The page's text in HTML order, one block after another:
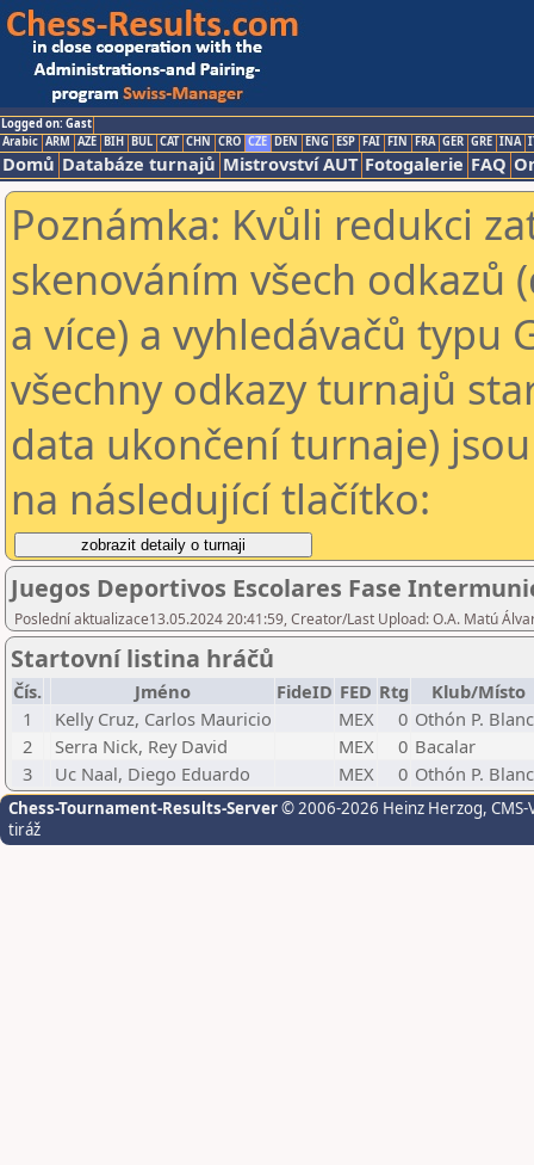
Logged on: Gast
Arabic ARM AZE BIH BUL CAT CHN CRO CZE DEN ENG ESP FAI FIN FRA GER GRE INA
Domů Databáze turnajů Mistrovství AUT Fotogalerie FAQ
Poznámka: Kvůli redukci
skenováním všech odkazů
a více) a vyhledávačů typu
všechny odkazy turnajů
data ukončení turnaje)
na následující tlačítko:
Juegos Deportivos Escolares Fase
Poslední aktualizace13.05.2024 20:41:59, Creator/Last Upload: O.A. Matú
Startovní listina hráčů
Čís. Jméno FideID FED Rtg
Klub/Místo
1
Kelly Cruz, Carlos Mauricio MEX 0 Othón P.
2
Serra Nick, Rey David MEX 0 Bacalar
3
Uc Naal, Diego Eduardo MEX 0 Othón P.
Chess-Tournament-Results-Server© 2006-2026 Heinz Herzog,
tiráž